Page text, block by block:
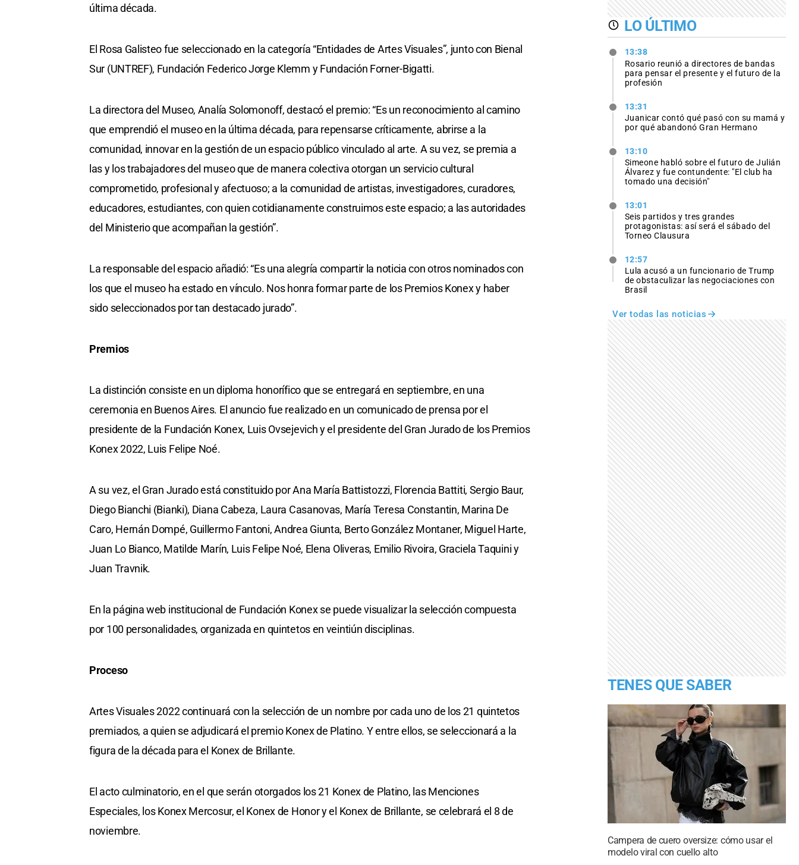
última década.
El Rosa Galisteo fue seleccionado en la categoría “Entidades de Artes Visuales”, junto con Bienal
Sur (UNTREF), Fundación Federico Jorge Klemm y Fundación Forner-Bigatti.
La directora del Museo, Analía Solomonoff, destacó el premio: “Es un reconocimiento al camino
que emprendió el museo en la última década, para repensarse críticamente, abrirse a la
comunidad, innovar en la gestión de un espacio público vinculado al arte. A su vez, se premia a
las y los trabajadores del museo que de manera colectiva otorgan un servicio cultural
comprometido, profesional y afectuoso; a la comunidad de artistas, investigadores, curadores,
educadores, estudiantes, con quien cotidianamente construimos este espacio; a las autoridades
del Ministerio que acompañan la gestión”.
La responsable del espacio añadió: “Es una alegría compartir la noticia con otros nominados con
los que el museo ha estado en vínculo. Nos honra formar parte de los Premios Konex y haber
sido seleccionados por tan destacado jurado”.
Premios
La distinción consiste en un diploma honorífico que se entregará en septiembre, en una
ceremonia en Buenos Aires. El anuncio fue realizado en un comunicado de prensa por el
presidente de la Fundación Konex, Luis Ovsejevich y el presidente del Gran Jurado de los Premios
Konex 2022, Luis Felipe Noé.
A su vez, el Gran Jurado está constituido por Ana María Battistozzi, Florencia Battiti, Sergio Baur,
Diego Bianchi (Bianki), Diana Cabeza, Laura Casanovas, María Teresa Constantin, Marina De
Caro, Hernán Dompé, Guillermo Fantoni, Andrea Giunta, Berto González Montaner, Miguel Harte,
Juan Lo Bianco, Matilde Marín, Luis Felipe Noé, Elena Oliveras, Emilio Rivoira, Graciela Taquini y
Juan Travnik.
En la página web institucional de Fundación Konex se puede visualizar la selección compuesta
por 100 personalidades, organizada en quintetos en veintiún disciplinas.
Proceso
Artes Visuales 2022 continuará con la selección de un nombre por cada uno de los 21 quintetos
premiados, a quien se adjudicará el premio Konex de Platino. Y entre ellos, se seleccionará a la
figura de la década para el Konex de Brillante.
El acto culminatorio, en el que serán otorgados los 21 Konex de Platino, las Menciones
Especiales, los Konex Mercosur, el Konex de Honor y el Konex de Brillante, se celebrará el 8 de
noviembre.
LO ÚLTIMO
13:38
Rosario reunió a directores de bandas
para pensar el presente y el futuro de la
profesión
13:31
Juanicar contó qué pasó con su mamá y
por qué abandonó Gran Hermano
13:10
Simeone habló sobre el futuro de Julián
Álvarez y fue contundente: "El club ha
tomado una decisión"
13:01
Seis partidos y tres grandes
protagonistas: así será el sábado del
Torneo Clausura
12:57
Lula acusó a un funcionario de Trump
de obstaculizar las negociaciones con
Brasil
Ver todas las noticias
TENES QUE SABER
Campera de cuero oversize: cómo usar el
modelo viral con cuello alto